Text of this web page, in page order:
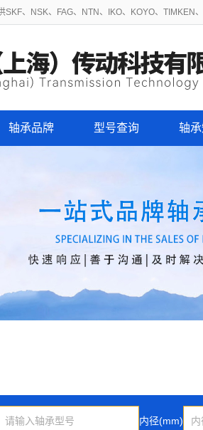
、NSK、FAG、NTN、IKO、KOYO、TIMKEN
轴承品牌 型号查询 轴
内径(mm)